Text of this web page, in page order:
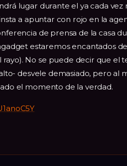
lugar durante el ya cada vez
a apuntar con rojo en la
de prensa de la casa
estaremos encantados
No se puede decir que el
desvele demasiado, pero al
el momento de la verdad.